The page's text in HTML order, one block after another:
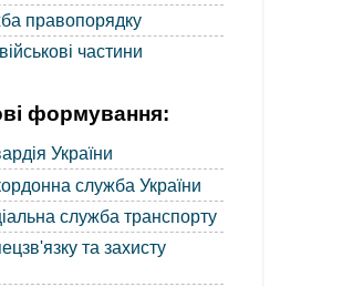
правопорядку
частини
формування:
України
служба України
служба транспорту
та захисту